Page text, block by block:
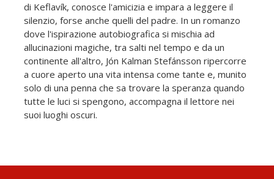
di Keflavík, conosce l'amicizia e impara a leggere il
silenzio, forse anche quelli del padre. In un romanzo
dove l'ispirazione autobiografica si mischia ad
allucinazioni magiche, tra salti nel tempo e da un
continente all'altro, Jón Kalman Stefánsson ripercorre
a cuore aperto una vita intensa come tante e, munito
solo di una penna che sa trovare la speranza quando
tutte le luci si spengono, accompagna il lettore nei
suoi luoghi oscuri.